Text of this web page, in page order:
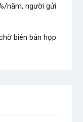
năm, người gửi
biên bản họp